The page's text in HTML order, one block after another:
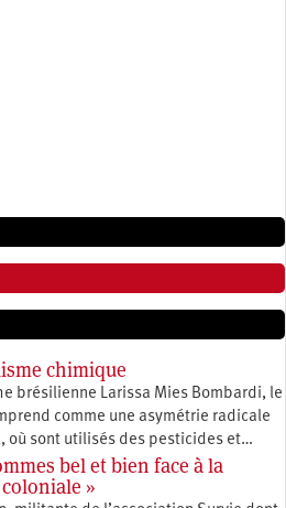
chimique
brésilienne Larissa Mies Bombardi, le
comme une asymétrie radicale
où sont utilisés des pesticides et…
bel et bien face à la
»